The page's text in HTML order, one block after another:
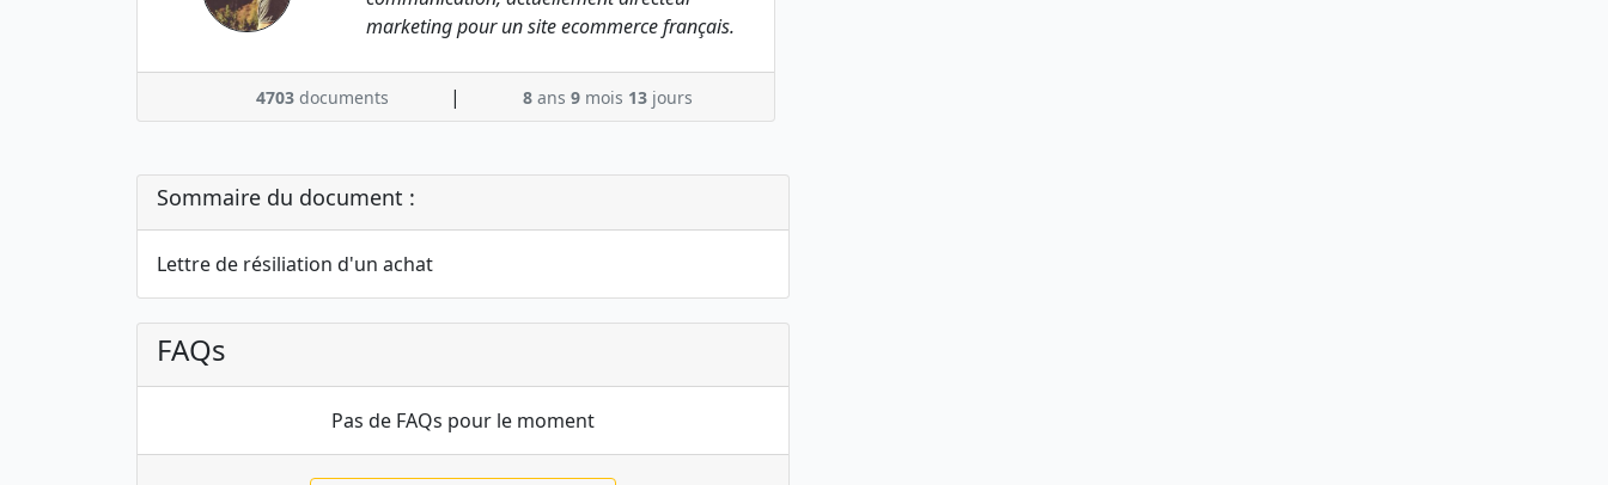
marketing pour un site ecommerce français.
4703 documents | 8ans 9mois 13jours
Sommaire du document :
Lettre de résiliation d'un achat
FAQs
Pas de FAQs pour le moment